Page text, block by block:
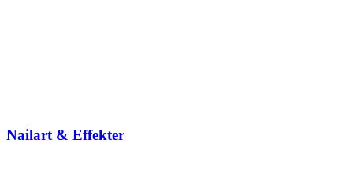
Nailart & Effekter